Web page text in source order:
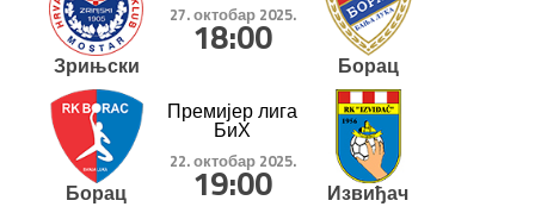
Зрињски
27. октобар 2025.
18:00
Борац
Борац
Премијер лига
БиХ
22. октобар 2025.
19:00 Извиђач